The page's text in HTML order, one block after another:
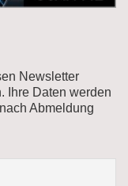
Newsletter
Ihre Daten werden
Abmeldung